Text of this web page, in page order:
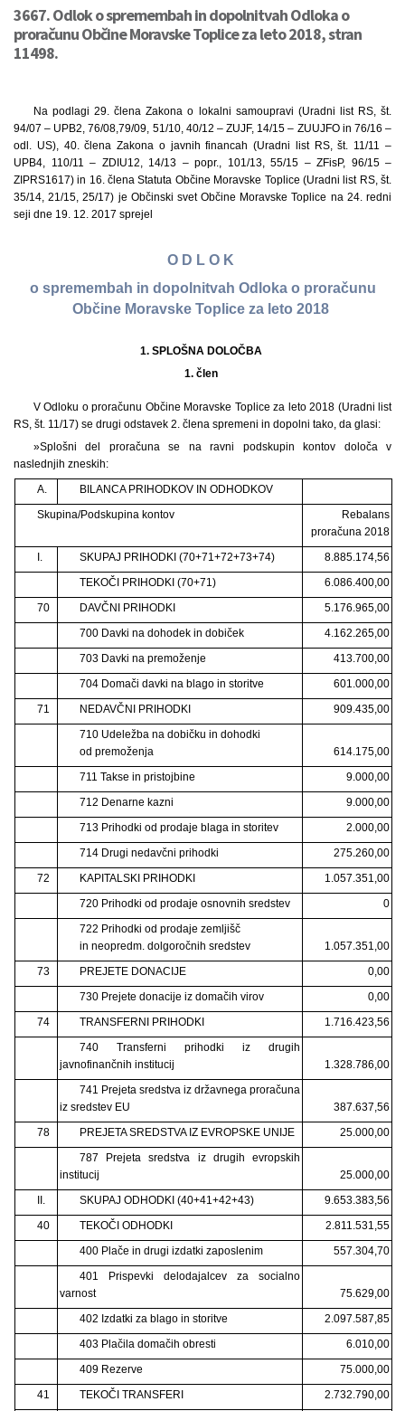
3667. Odlok o spremembah in dopolnitvah Odloka o
proračunu Občine Moravske Toplice za leto 2018, stran
11498.
Na podlagi 29. člena Zakona o lokalni samoupravi (Uradni list RS, št.
94/07 – UPB2, 76/08,79/09, 51/10, 40/12 – ZUJF, 14/15 – ZUUJFO in 76/16 –
odl. US), 40. člena Zakona o javnih financah (Uradni list RS, št. 11/11 –
UPB4, 110/11 – ZDIU12, 14/13 – popr., 101/13, 55/15 – ZFisP, 96/15 –
ZIPRS1617) in 16. člena Statuta Občine Moravske Toplice (Uradni list RS, št.
35/14, 21/15, 25/17) je Občinski svet Občine Moravske Toplice na 24. redni
seji dne 19. 12. 2017 sprejel
O D L O K
o spremembah in dopolnitvah Odloka o proračunu
Občine Moravske Toplice za leto 2018
1. SPLOŠNA DOLOČBA
1. člen
V Odloku o proračunu Občine Moravske Toplice za leto 2018 (Uradni list
RS, št. 11/17) se drugi odstavek 2. člena spremeni in dopolni tako, da glasi:
»Splošni del proračuna se na ravni podskupin kontov določa v
naslednjih zneskih:
A.
BILANCA PRIHODKOV IN ODHODKOV
Skupina/Podskupina kontov
Rebalans
proračuna 2018
I.
SKUPAJ PRIHODKI (70+71+72+73+74)
8.885.174,56
TEKOČI PRIHODKI (70+71)
6.086.400,00
70
DAVČNI PRIHODKI
5.176.965,00
700 Davki na dohodek in dobiček
4.162.265,00
703 Davki na premoženje
413.700,00
704 Domači davki na blago in storitve
601.000,00
71
NEDAVČNI PRIHODKI
909.435,00
710 Udeležba na dobičku in dohodki
od premoženja
614.175,00
711 Takse in pristojbine
9.000,00
712 Denarne kazni
9.000,00
713 Prihodki od prodaje blaga in storitev
2.000,00
714 Drugi nedavčni prihodki
275.260,00
72
KAPITALSKI PRIHODKI
1.057.351,00
720 Prihodki od prodaje osnovnih sredstev
0
722 Prihodki od prodaje zemljišč
in neopredm. dolgoročnih sredstev
1.057.351,00
73
PREJETE DONACIJE
0,00
730 Prejete donacije iz domačih virov
0,00
74
TRANSFERNI PRIHODKI
1.716.423,56
740 Transferni prihodki iz drugih
javnofinančnih institucij
1.328.786,00
741 Prejeta sredstva iz državnega proračuna
iz sredstev EU
387.637,56
78
PREJETA SREDSTVA IZ EVROPSKE UNIJE
25.000,00
787 Prejeta sredstva iz drugih evropskih
institucij
25.000,00
II.
SKUPAJ ODHODKI (40+41+42+43)
9.653.383,56
40
TEKOČI ODHODKI
2.811.531,55
400 Plače in drugi izdatki zaposlenim
557.304,70
401 Prispevki delodajalcev za socialno
varnost
75.629,00
402 Izdatki za blago in storitve
2.097.587,85
403 Plačila domačih obresti
6.010,00
409 Rezerve
75.000,00
41
TEKOČI TRANSFERI 2.732.790,00